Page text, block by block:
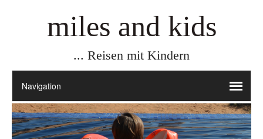
miles and kids
... Reisen mit Kindern